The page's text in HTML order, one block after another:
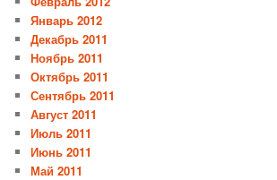
Январь 2012
Декабрь 2011
Ноябрь 2011
Октябрь 2011
Сентябрь 2011
Август 2011
Июль 2011
Июнь 2011
Май 2011